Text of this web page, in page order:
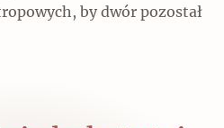
by dwór pozostał